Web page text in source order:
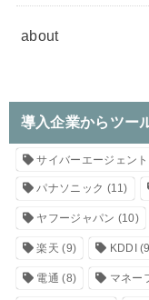
about
導入企業からツー
サイバーエージェント
パナソニック (11)
ヤフージャパン (10)
楽天 (9) KDDI
電通 (8) マネー